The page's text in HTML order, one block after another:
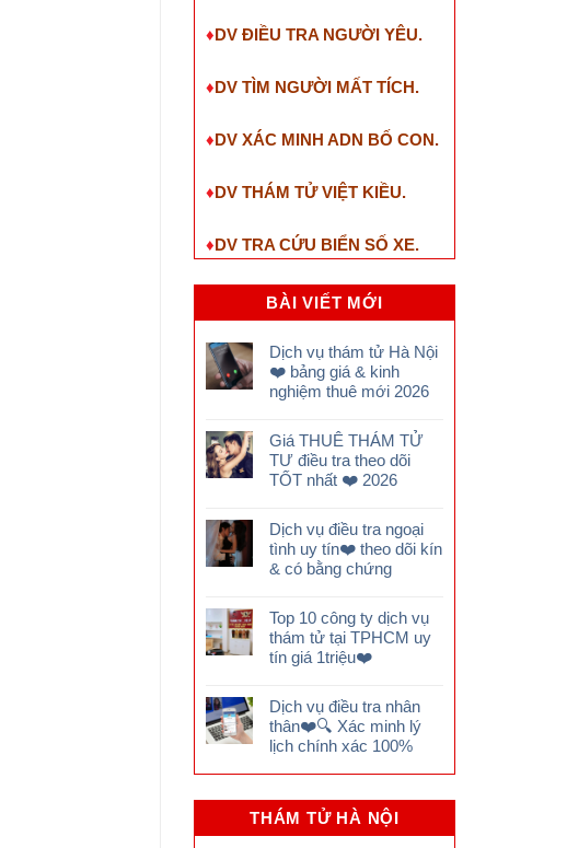
♦DV ĐIỀU TRA NGƯỜI YÊU.
♦DV TÌM NGƯỜI MẤT TÍCH.
♦DV XÁC MINH ADN BỐ CON.
♦DV THÁM TỬ VIỆT KIỀU.
♦DV TRA CỨU BIỂN SỐ XE.
BÀI VIẾT MỚI
Dịch vụ thám tử Hà Nội
❤️ bảng giá & kinh
nghiệm thuê mới 2026
Giá THUÊ THÁM TỬ
TƯ điều tra theo dõi
TỐT nhất ❤️ 2026
Dịch vụ điều tra ngoại
tình uy tín❤️ theo dõi kín
& có bằng chứng
Top 10 công ty dịch vụ
thám tử tại TPHCM uy
tín giá 1triệu❤️
Dịch vụ điều tra nhân
thân❤️🔍 Xác minh lý
lịch chính xác 100%
THÁM TỬ HÀ NỘI